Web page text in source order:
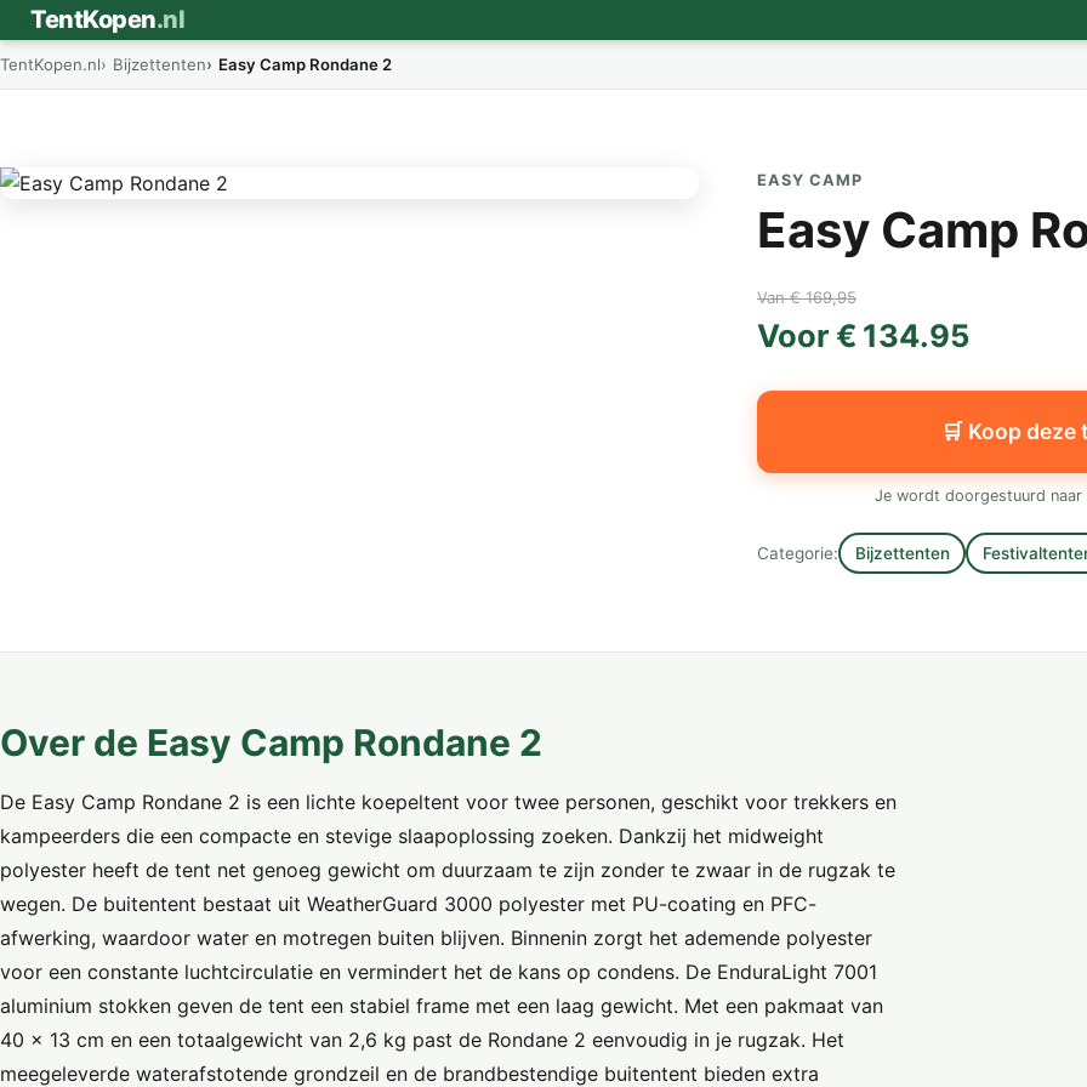
TentKopen.nl
TentKopen.nl Bijzettenten Easy Camp Rondane 2
EASY CAMP
Easy Camp
Van € 169,95
Voor € 134.95
🛒 Koop
Je wordt doorgestuurd
Categorie: Bijzettenten
Over de Easy Camp Rondane 2
De Easy Camp Rondane 2 is een lichte koepeltent voor twee personen, geschikt voor trekkers en
kampeerders die een compacte en stevige slaapoplossing zoeken. Dankzij het midweight
polyester heeft de tent net genoeg gewicht om duurzaam te zijn zonder te zwaar in de rugzak te
wegen. De buitentent bestaat uit WeatherGuard 3000 polyester met PU-coating en PFC-
afwerking, waardoor water en motregen buiten blijven. Binnenin zorgt het ademende polyester
voor een constante luchtcirculatie en vermindert het de kans op condens. De EnduraLight 7001
aluminium stokken geven de tent een stabiel frame met een laag gewicht. Met een pakmaat van
40 x 13 cm en een totaalgewicht van 2,6 kg past de Rondane 2 eenvoudig in je rugzak. Het
meegeleverde waterafstotende grondzeil en de brandbestendige buitentent bieden extra